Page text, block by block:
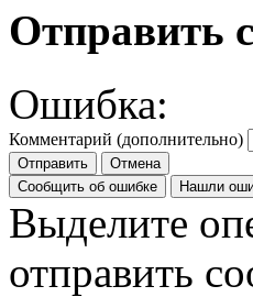
Отправить
Ошибка:
Комментарий (дополнительно)
Отправить
Отмена
Сообщить об ошибке
Нашли
Выделите
отправить